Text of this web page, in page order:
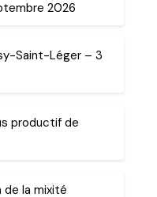
2026
Saint-Léger – 3
productif de
de la mixité